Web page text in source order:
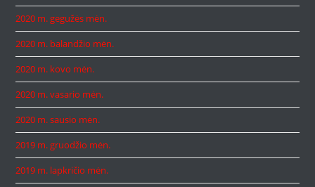
2020 m. gegužės mėn.
2020 m. balandžio mėn.
2020 m. kovo mėn.
2020 m. vasario mėn.
2020 m. sausio mėn.
2019 m. gruodžio mėn.
2019 m. lapkričio mėn.